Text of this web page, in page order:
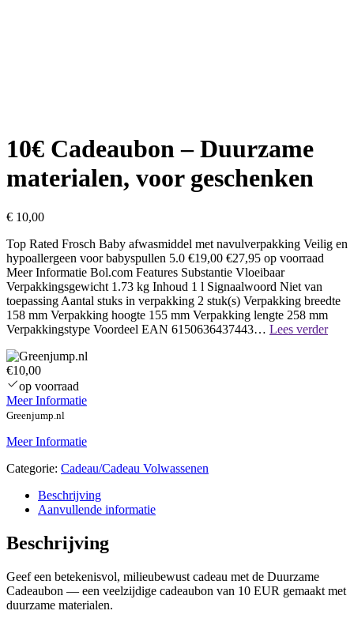
10€ Cadeaubon – Duurzame
materialen, voor geschenken
€ 10,00
Top Rated Frosch Baby afwasmiddel met navulverpakking Veilig en
hypoallergeen voor babyspullen 5.0 €19,00 €27,95 op voorraad
Meer Informatie Bol.com Features Substantie Vloeibaar
Verpakkingsgewicht 1.73 kg Inhoud 1 l Signaalwoord Niet van
toepassing Aantal stuks in verpakking 2 stuk(s) Verpakking breedte
158 mm Verpakking hoogte 155 mm Verpakking lengte 258 mm
Verpakkingstype Voordeel EAN 6150636437443… Lees verder
€10,00
op voorraad
Meer Informatie
Greenjump.nl
Meer Informatie
Categorie: Cadeau/Cadeau Volwassenen
Beschrijving
Aanvullende informatie
Beschrijving
Geef een betekenisvol, milieubewust cadeau met de Duurzame
Cadeaubon — een veelzijdige cadeaubon van 10 EUR gemaakt met
duurzame materialen.